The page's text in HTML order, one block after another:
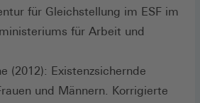
für Gleichstellung im ESF im
für Arbeit und
(2012): Existenzsichernde
und Männern. Korrigierte